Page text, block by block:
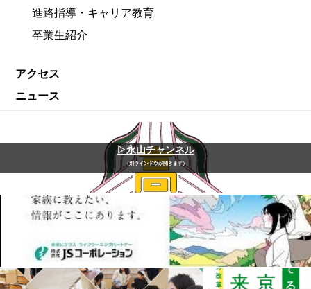
進路指導・キャリア教育
卒業生紹介
アクセス
ニュース
▷永山チャンネル
（別ウインドウが開きます）